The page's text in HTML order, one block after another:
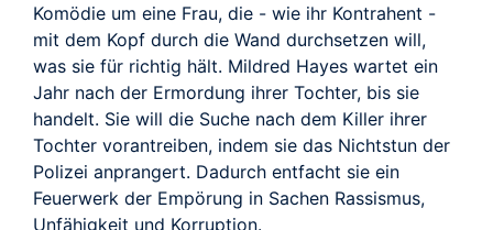
Komödie um eine Frau, die - wie ihr Kontrahent -
mit dem Kopf durch die Wand durchsetzen will,
was sie für richtig hält. Mildred Hayes wartet ein
Jahr nach der Ermordung ihrer Tochter, bis sie
handelt. Sie will die Suche nach dem Killer ihrer
Tochter vorantreiben, indem sie das Nichtstun der
Polizei anprangert. Dadurch entfacht sie ein
Feuerwerk der Empörung in Sachen Rassismus,
Unfähigkeit und Korruption.